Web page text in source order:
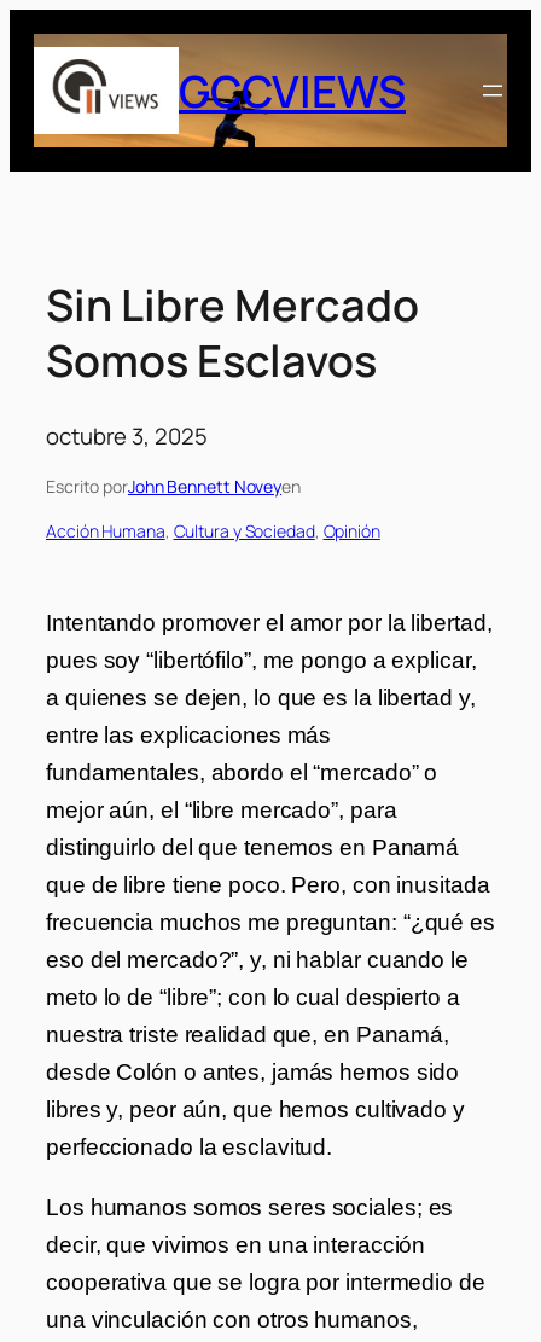
Saltar
contenido
GCCVIEWS
Sin Libre Mercado
Somos Esclavos
octubre 3, 2025
Escrito porJohn Bennett Noveyen
Acción Humana, Cultura y Sociedad, Opinión
Intentando promover el amor por la libertad,
pues soy “libertófilo”, me pongo a explicar,
a quienes se dejen, lo que es la libertad y,
entre las explicaciones más
fundamentales, abordo el “mercado” o
mejor aún, el “libre mercado”, para
distinguirlo del que tenemos en Panamá
que de libre tiene poco. Pero, con inusitada
frecuencia muchos me preguntan: “¿qué es
eso del mercado?”, y, ni hablar cuando le
meto lo de “libre”; con lo cual despierto a
nuestra triste realidad que, en Panamá,
desde Colón o antes, jamás hemos sido
libres y, peor aún, que hemos cultivado y
perfeccionado la esclavitud.
Los humanos somos seres sociales; es
decir, que vivimos en una interacción
cooperativa que se logra por intermedio de
una vinculación con otros humanos,